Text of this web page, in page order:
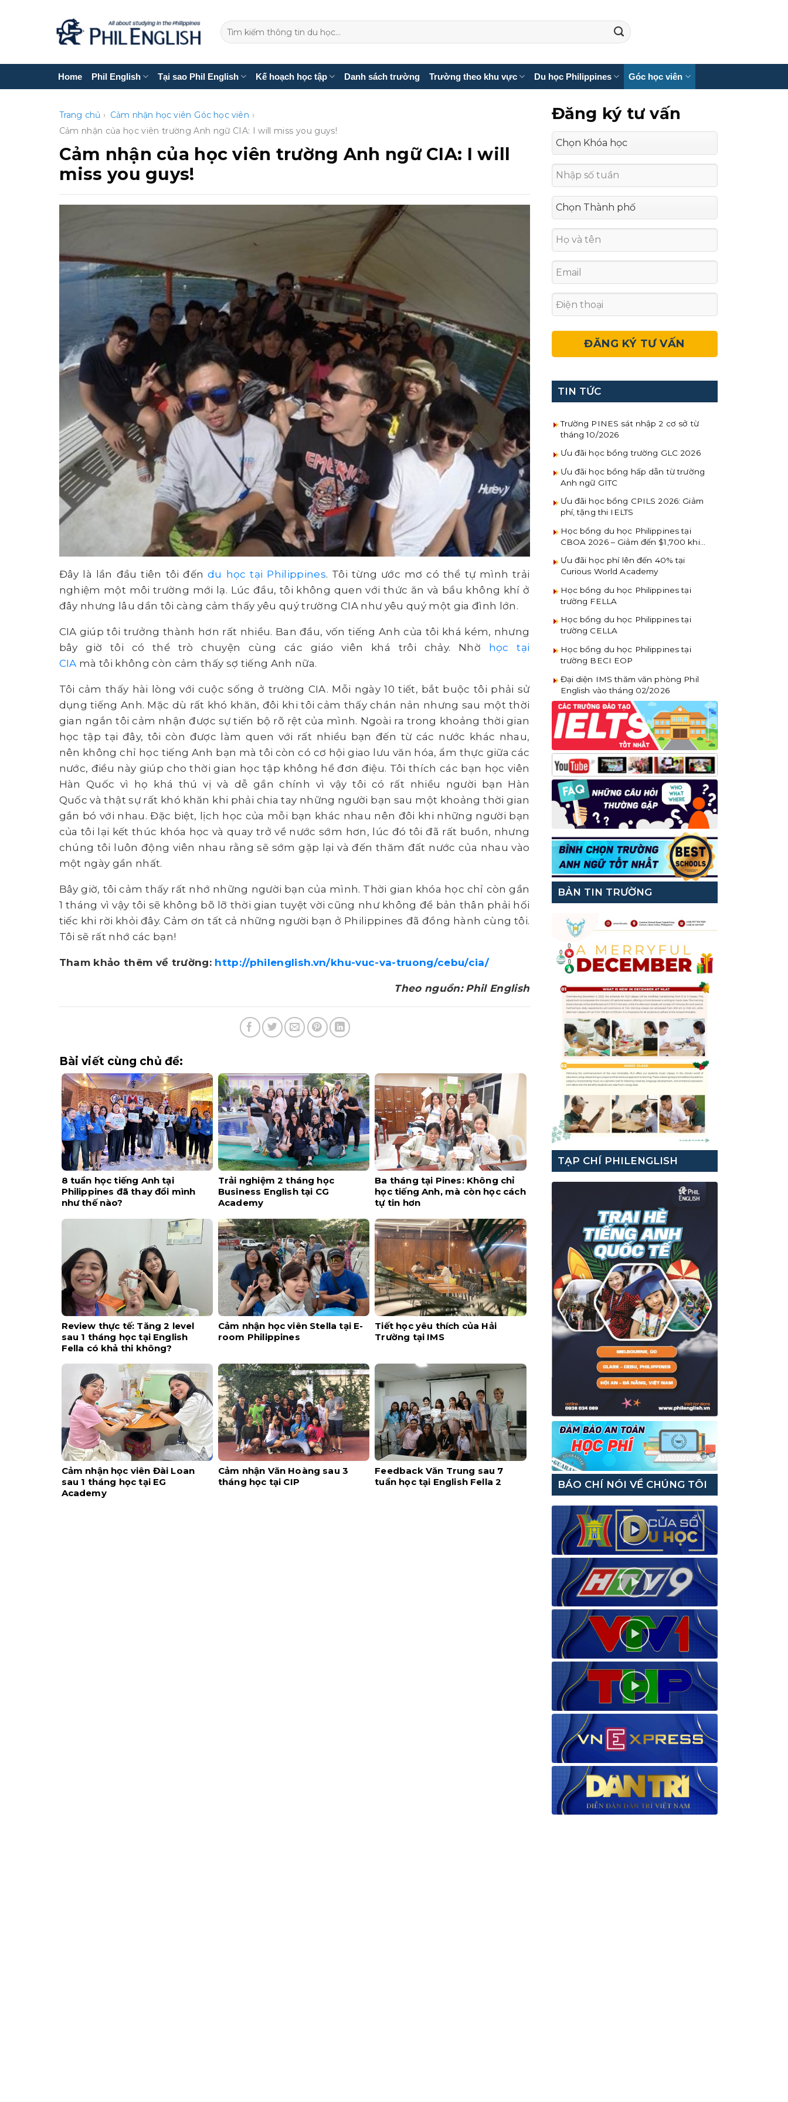
Home Phil English Tại sao Phil English Kế hoạch học tập Danh sách trường Trường theo khu vực Du học Philippines Góc học viên
Trang chủ › Cảm nhận học viên Góc học viên ›
Cảm nhận của học viên trường Anh ngữ CIA: I will miss you guys!
Cảm nhận của học viên trường Anh ngữ CIA: I will
miss you guys!
Đây là lần đầu tiên tôi đếndu học tại Philippines. Tôi từng ước mơ có thể tự mình trải
nghiệm một môi trường mới lạ. Lúc đầu, tôi không quen với thức ăn và bầu không khí ở
đây nhưng lâu dần tôi càng cảm thấy yêu quý trường CIA như yêu quý một gia đình lớn.
CIA giúp tôi trưởng thành hơn rất nhiều. Ban đầu, vốn tiếng Anh của tôi khá kém, nhưng
bây giờ tôi có thể trò chuyện cùng các giáo viên khá trôi chảy. Nhờ
học tại
CIA mà tôi không còn cảm thấy sợ tiếng Anh nữa.
Tôi cảm thấy hài lòng với cuộc sống ở trường CIA. Mỗi ngày 10 tiết, bắt buộc tôi phải sử
dụng tiếng Anh. Mặc dù rất khó khăn, đôi khi tôi cảm thấy chán nản nhưng sau một thời
gian ngắn tôi cảm nhận được sự tiến bộ rõ rệt của mình. Ngoài ra trong khoảng thời gian
học tập tại đây, tôi còn được làm quen với rất nhiều bạn đến từ các nước khác nhau,
nên không chỉ học tiếng Anh bạn mà tôi còn có cơ hội giao lưu văn hóa, ẩm thực giữa các
nước, điều này giúp cho thời gian học tập không hề đơn điệu. Tôi thích các bạn học viên
Hàn Quốc vì họ khá thú vị và dễ gần chính vì vậy tôi có rất nhiều người bạn Hàn
Quốc và thật sự rất khó khăn khi phải chia tay những người bạn sau một khoảng thời gian
gắn bó với nhau. Đặc biệt, lịch học của mỗi bạn khác nhau nên đôi khi những người bạn
của tôi lại kết thúc khóa học và quay trở về nước sớm hơn, lúc đó tôi đã rất buồn, nhưng
chúng tôi luôn động viên nhau rằng sẽ sớm gặp lại và đến thăm đất nước của nhau vào
một ngày gần nhất.
Bây giờ, tôi cảm thấy rất nhớ những người bạn của mình. Thời gian khóa học chỉ còn gần
1 tháng vì vậy tôi sẽ không bõ lỡ thời gian tuyệt vời cũng như không để bản thân phải hối
tiếc khi rời khỏi đây. Cảm ơn tất cả những người bạn ở Philippines đã đồng hành cùng tôi.
Tôi sẽ rất nhớ các bạn!
Tham khảo thêm về trường: http://philenglish.vn/khu-vuc-va-truong/cebu/cia/
Theo nguồn: Phil English
Bài viết cùng chủ đề:
8 tuần học tiếng Anh tại
Philippines đã thay đổi mình
như thế nào?
Trải nghiệm 2 tháng học
Business English tại CG
Academy
Ba tháng tại Pines: Không chỉ
học tiếng Anh, mà còn học cách
tự tin hơn
Review thực tế: Tăng 2 level
sau 1 tháng học tại English
Fella có khả thi không?
Cảm nhận học viên Stella tại E-
room Philippines
Tiết học yêu thích của Hải
Trường tại IMS
Cảm nhận học viên Đài Loan
sau 1 tháng học tại EG
Academy
Cảm nhận Văn Hoàng sau 3
tháng học tại CIP
Feedback Văn Trung sau 7
tuần học tại English Fella 2
Đăng ký tư vấn
TIN TỨC
Trường PINES sát nhập 2 cơ sở từ
tháng 10/2026
Ưu đãi học bổng trường GLC 2026
Ưu đãi học bổng hấp dẫn từ trường
Anh ngữ GITC
Ưu đãi học bổng CPILS 2026: Giảm
phí, tặng thi IELTS
Học bổng du học Philippines tại
CBOA 2026 – Giảm đến $1,700 khi
Ưu đãi học phí lên đến 40% tại
Curious World Academy
Học bổng du học Philippines tại
trường FELLA
Học bổng du học Philippines tại
trường CELLA
Học bổng du học Philippines tại
trường BECI EOP
Đại diện IMS thăm văn phòng Phil
English vào tháng 02/2026
BẢN TIN TRƯỜNG
TẠP CHÍ PHILENGLISH
BÁO CHÍ NÓI VỀ CHÚNG TÔI